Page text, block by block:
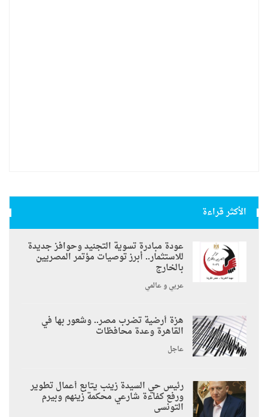
الأكثر قراءة
عودة مبادرة تسوية التجنيد وحوافز جديدة
للاستثمار.. أبرز توصيات مؤتمر المصريين
بالخارج
عربي و عالمي
هزة أرضية تضرب مصر.. وشعور بها في
القاهرة وعدة محافظات
عاجل
رئيس حي السيدة زينب يتابع أعمال تطوير
ورفع كفاءة شارعي محكمة زينهم وبيرم
التونسى